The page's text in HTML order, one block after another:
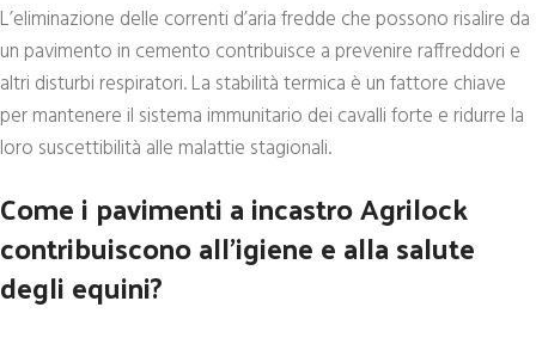
L’eliminazione delle correnti d’aria fredde che possono risalire da
un pavimento in cemento contribuisce a prevenire raffreddori e
altri disturbi respiratori. La stabilità termica è un fattore chiave
per mantenere il sistema immunitario dei cavalli forte e ridurre la
loro suscettibilità alle malattie stagionali.
Come i pavimenti a incastro Agrilock
contribuiscono all’igiene e alla salute
degli equini?